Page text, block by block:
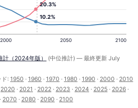
2000 2050 2100
10.2%
20.3%
計（2024年版）
(中位推計) — 最終更新 July
ド: 1950 · 1960 · 1970 · 1980 · 1990 · 2000 · 2010
2020 · 2021 · 2022 · 2023 · 2024 · 2025 · 2026 ·
· 2070 · 2080 · 2090 · 2100